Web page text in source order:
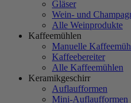
Gläser
Wein- und
Alle Weinprodukte
Kaffeemühlen
Manuelle
Kaffeebereiter
Alle Kaffeemühlen
Keramikgeschirr
Auflaufformen
Mini-Auflaufformen